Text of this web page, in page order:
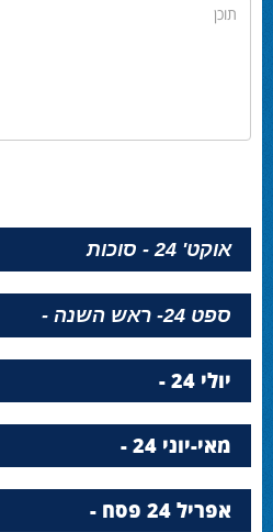
תוכן
אוקט' 24 - סוכות
ספט 24- ראש השנה -
יולי 24 -
מאי-יוני 24 -
אפריל 24 פסח -